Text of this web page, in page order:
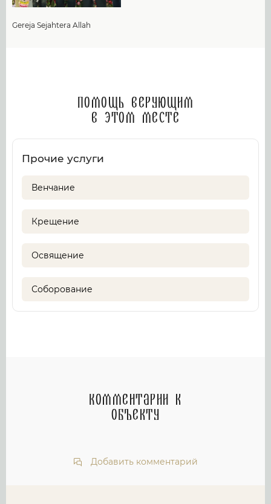
Gereja Sejahtera Allah
Помощь верующим
в этом месте
Прочие услуги
Венчание
Крещение
Освящение
Соборование
Комментарии к
объекту
Добавить комментарий